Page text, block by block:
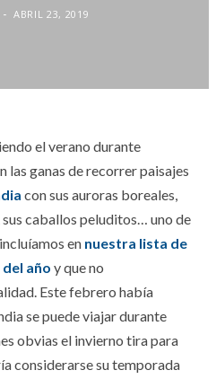
ABRIL 23, 2019
el verano durante
las ganas de recorrer paisajes
con sus auroras boreales,
sus caballos peluditos… uno de
en nuestra lista de
año y que no
Este febrero había
se puede viajar durante
obvias el invierno tira para
considerarse su temporada